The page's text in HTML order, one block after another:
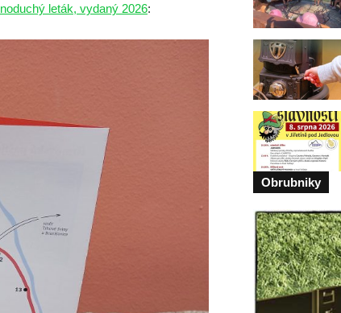
leták, vydaný 2026:
Obrubniky